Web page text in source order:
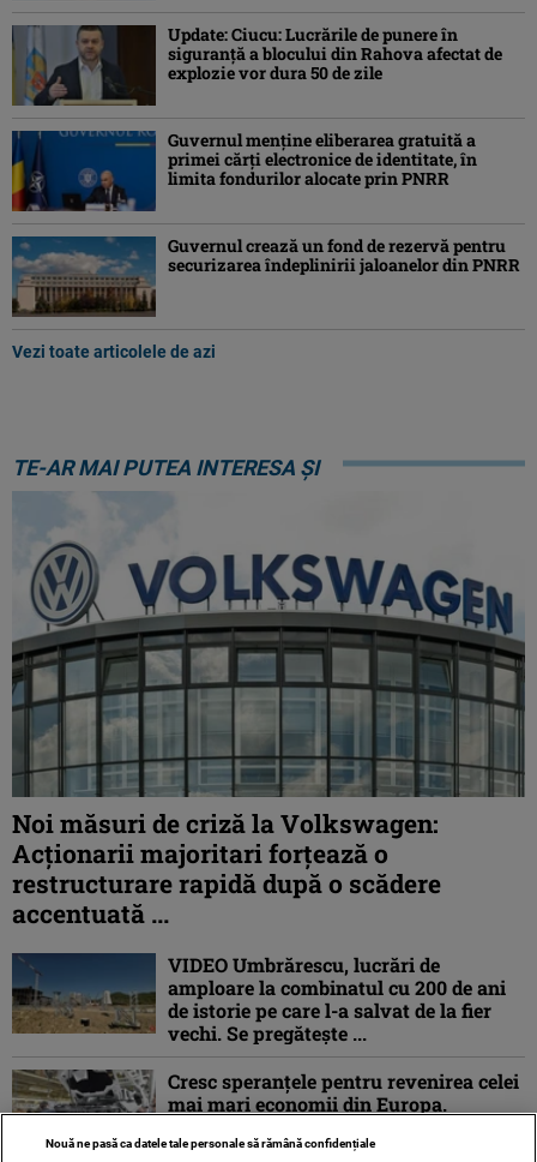
Update: Ciucu: Lucrările de punere în
siguranță a blocului din Rahova afectat de
explozie vor dura 50 de zile
Guvernul menține eliberarea gratuită a
primei cărţi electronice de identitate, în
limita fondurilor alocate prin PNRR
Guvernul crează un fond de rezervă pentru
securizarea îndeplinirii jaloanelor din PNRR
Vezi toate articolele de azi
TE-AR MAI PUTEA INTERESA ȘI
Noi măsuri de criză la Volkswagen:
Acționarii majoritari forțează o
restructurare rapidă după o scădere
accentuată ...
VIDEO Umbrărescu, lucrări de
amploare la combinatul cu 200 de ani
de istorie pe care l-a salvat de la fier
vechi. Se pregătește ...
Cresc speranțele pentru revenirea celei
mai mari economii din Europa.
industrială ...
Nouă ne pasă ca datele tale personale să rămână confidențiale